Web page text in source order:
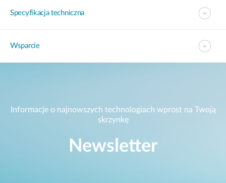
Specyfikacja techniczna
Wsparcie
Informacje o najnowszych technologiach wprost na Twoją
skrzynkę
Newsletter